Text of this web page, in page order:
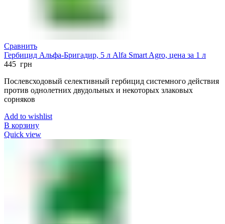
Сравнить
Гербицид Альфа-Бригадир, 5 л Alfa Smart Agro, цена за 1 л
445 грн
Послевсходовый селективный гербицид системного действия
против однолетних двудольных и некоторых злаковых
сорняков
Add to wishlist
В корзину
Quick view